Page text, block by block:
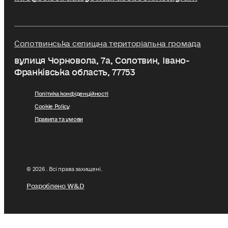
Солотвинська селищна територіальна громада
вулиця Чорновола, 7a, Солотвин, Івано-
Франківська область, 77753
Політика конфіденційності
Cookie Policy
Правила та умови
© 2026 . Всі права захищені.
Розроблено W&D